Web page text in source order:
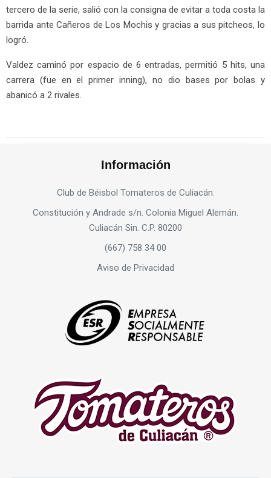
tercero de la serie, salió con la consigna de evitar a toda costa la
barrida ante Cañeros de Los Mochis y gracias a sus pitcheos, lo
logró.
Valdez caminó por espacio de 6 entradas, permitió 5 hits, una
carrera (fue en el primer inning), no dio bases por bolas y
abanicó a 2 rivales.
Información
Club de Béisbol Tomateros de Culiacán.
Constitución y Andrade s/n. Colonia Miguel Alemán.
Culiacán Sin. C.P. 80200
(667) 758 34 00
Aviso de Privacidad